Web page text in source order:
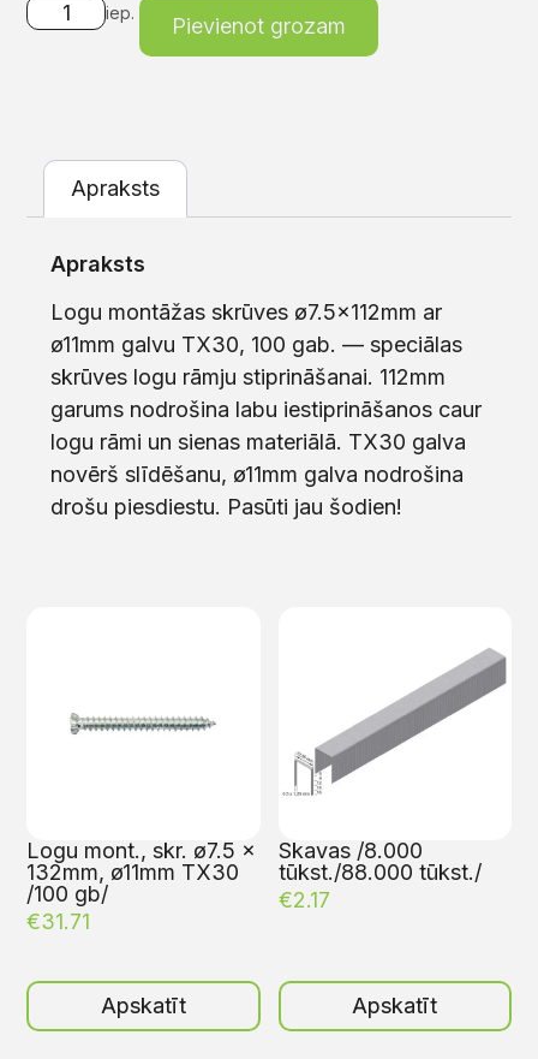
iep.
Pievienot grozam
Apraksts
Apraksts
Logu montāžas skrūves ø7.5x112mm ar
ø11mm galvu TX30, 100 gab. — speciālas
skrūves logu rāmju stiprināšanai. 112mm
garums nodrošina labu iestiprināšanos caur
logu rāmi un sienas materiālā. TX30 galva
novērš slīdēšanu, ø11mm galva nodrošina
drošu piesdiestu. Pasūti jau šodien!
Logu mont., skr. ø7.5 x
132mm, ø11mm TX30
/100 gb/
€31.71
Apskatīt
Skavas /8.000
tūkst./88.000 tūkst./
€2.17
Apskatīt